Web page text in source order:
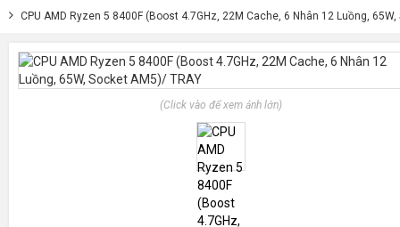
CPU AMD Ryzen 5 8400F (Boost 4.7GHz, 22M Cache, 6 Nhân 12 Luồng,
(Click vào để xem ảnh lớn)